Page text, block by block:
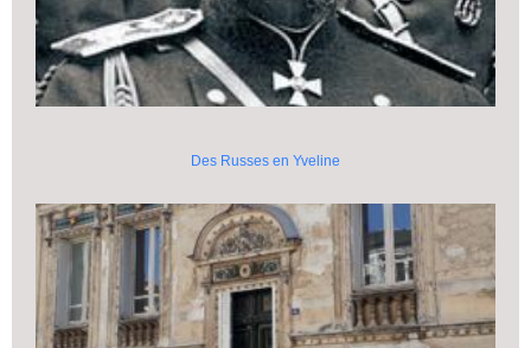
Des Russes en Yveline